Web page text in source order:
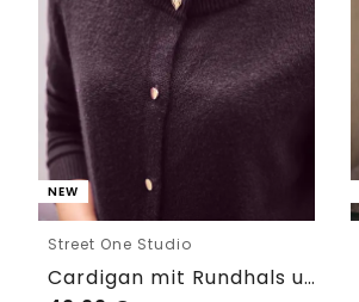
NEW
Street One Studio
Cardigan mit Rundhals und Knöpfen